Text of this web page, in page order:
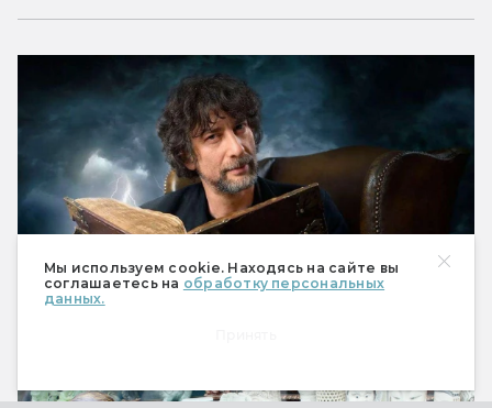
Мы используем cookie. Находясь на сайте вы
соглашаетесь на обработку персональных
данных.
Читаем волшебный рассказ Нила
Геймана «Сказание о странствующем